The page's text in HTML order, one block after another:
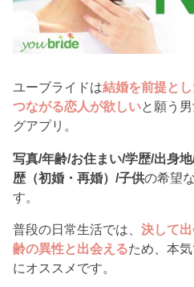
ユーブライドは結婚を前提と
つながる恋人が欲しいと願う
グアプリ。
写真/年齢/お住まい/学歴/出身
歴（初婚・再婚）/子供の希望
す。
普段の日常生活では、決して
齢の異性と出会えるため、本
にオススメです。